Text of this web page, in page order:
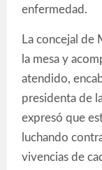
enfermedad.
La concejal de
la mesa y
atendido,
presidenta de
expresó que
luchando
vivencias de